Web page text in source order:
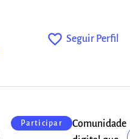
favorite_outline Seguir Perfil
Participar
Comunidade